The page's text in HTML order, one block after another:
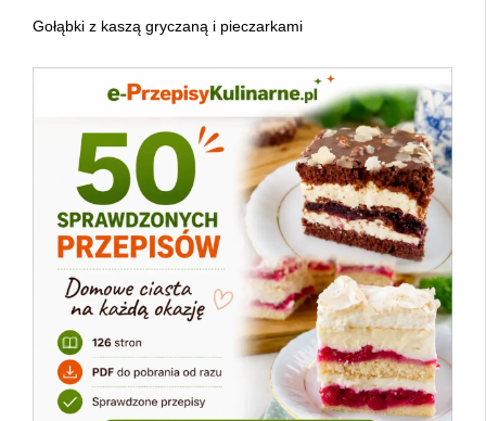
Gołąbki z kaszą gryczaną i pieczarkami